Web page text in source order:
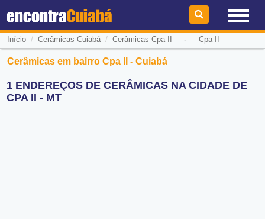
encontraCuiabá
Início / Cerâmicas Cuiabá/ Cerâmicas Cpa II - Cpa II
Cerâmicas em bairro Cpa II - Cuiabá
1 ENDEREÇOS DE CERÂMICAS NA CIDADE DE
CPA II - MT